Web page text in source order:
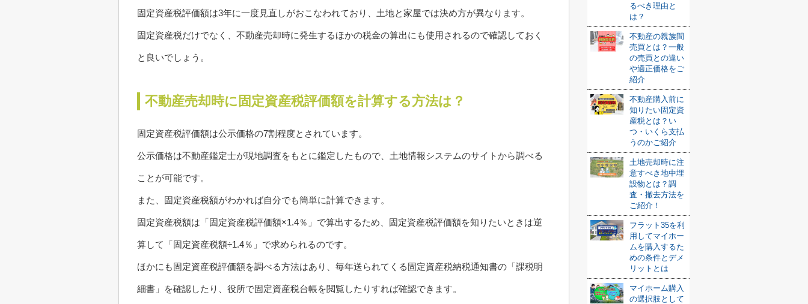
固定資産税評価額は3年に一度見直しがおこなわれており、土地と家屋では決め方が異なります。
固定資産税だけでなく、不動産売却時に発生するほかの税金の算出にも使用されるので確認しておく
と良いでしょう。
不動産売却時に固定資産税評価額を計算する方法は？
固定資産税評価額は公示価格の7割程度とされています。
公示価格は不動産鑑定士が現地調査をもとに鑑定したもので、土地情報システムのサイトから調べる
ことが可能です。
また、固定資産税額がわかれば自分でも簡単に計算できます。
固定資産税額は「固定資産税評価額×1.4％」で算出するため、固定資産税評価額を知りたいときは逆
算して「固定資産税額÷1.4％」で求められるのです。
ほかにも固定資産税評価額を調べる方法はあり、毎年送られてくる固定資産税納税通知書の「課税明
細書」を確認したり、役所で固定資産税台帳を閲覧したりすれば確認できます。
るべき理由と
は？
不動産の親族間
売買とは？一般
の売買との違い
や適正価格をご
紹介
不動産購入前に
知りたい固定資
産税とは？い
つ・いくら支払
うのかご紹介
土地売却時に注
意すべき地中埋
設物とは？調
査・撤去方法を
ご紹介！
フラット35を利
用してマイホー
ムを購入するた
めの条件とデメ
リットとは
マイホーム購入
の選択肢として